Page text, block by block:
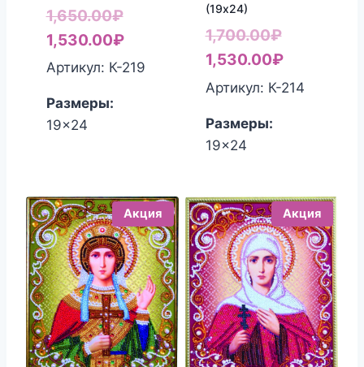
1,650.00₽Первоначальная
цена
составляла
1,530.00₽Текущая
цена:
Артикул: К-219
Размеры:
19x24
(19х24)
1,700.00₽
цена
1,530.00₽Текущая
цена:
Артикул: К-214
Размеры:
19x24
Акция Акция